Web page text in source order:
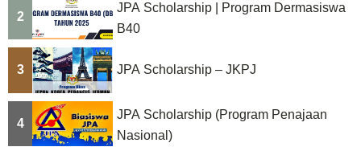
2
JPA Scholarship | Program Dermasiswa
B40
3 JPA Scholarship – JKPJ
4
JPA Scholarship (Program Penajaan
Nasional)